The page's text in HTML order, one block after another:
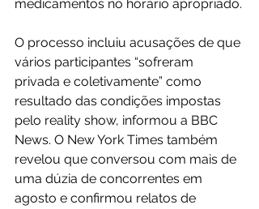
medicamentos no horário apropriado.
O processo incluiu acusações de que
vários participantes “sofreram
privada e coletivamente” como
resultado das condições impostas
pelo reality show, informou a BBC
News. O New York Times também
revelou que conversou com mais de
uma dúzia de concorrentes em
agosto e confirmou relatos de